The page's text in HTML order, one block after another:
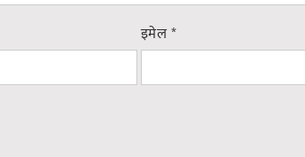
इमेल*